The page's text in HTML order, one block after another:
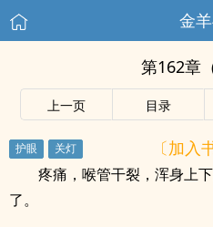
金
第162章
上一页 目录
〔加入
疼痛，喉管干裂，浑身上
了。